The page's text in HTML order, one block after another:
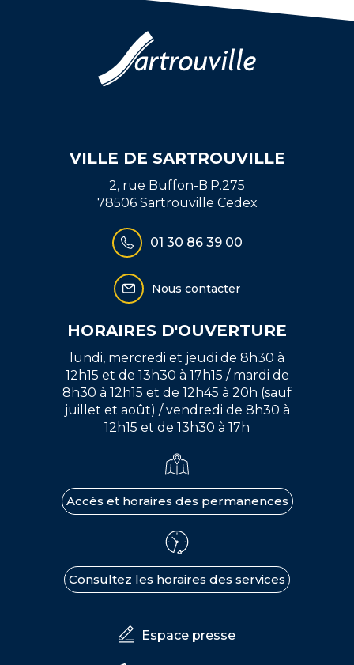
VILLE DE SARTROUVILLE
2, rue Buffon-B.P.275
78506 Sartrouville Cedex
01 30 86 39 00
Nous contacter
HORAIRES D'OUVERTURE
lundi, mercredi et jeudi de 8h30 à
12h15 et de 13h30 à 17h15 / mardi de
8h30 à 12h15 et de 12h45 à 20h (sauf
juillet et août) / vendredi de 8h30 à
12h15 et de 13h30 à 17h
Accès et horaires des permanences
Consultez les horaires des services
Espace presse